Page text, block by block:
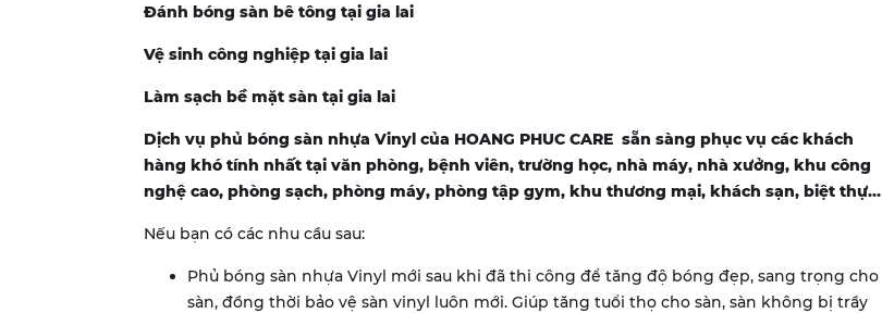
Đánh bóng sàn bê tông tại gia lai
Vệ sinh công nghiệp tại gia lai
Làm sạch bề mặt sàn tại gia lai
Dịch vụ phủ bóng sàn nhựa Vinyl của HOANG PHUC CARE sẵn sàng phục vụ các khách
hàng khó tính nhất tại văn phòng, bệnh viên, trường học, nhà máy, nhà xưởng, khu công
nghệ cao, phòng sạch, phòng máy, phòng tập gym, khu thương mại, khách sạn, biệt thự…
Nếu bạn có các nhu cầu sau:
Phủ bóng sàn nhựa Vinyl mới sau khi đã thi công để tăng độ bóng đẹp, sang trọng cho
sàn, đồng thời bảo vệ sàn vinyl luôn mới. Giúp tăng tuổi thọ cho sàn, sàn không bị trầy